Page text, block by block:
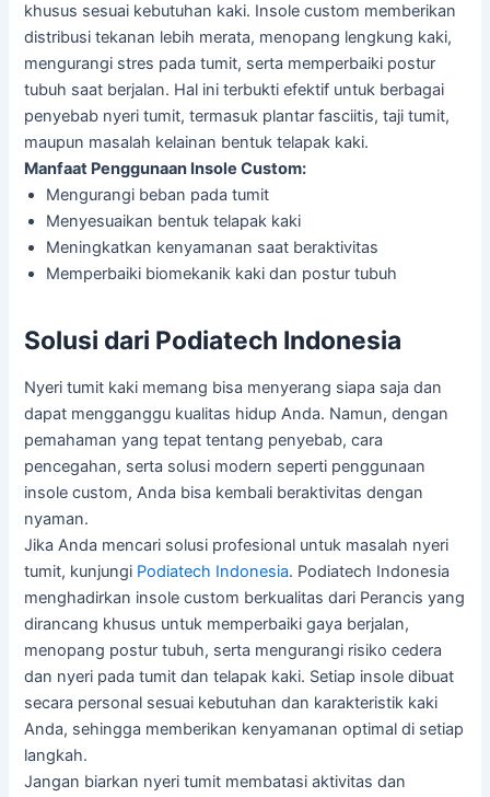
khusus sesuai kebutuhan kaki. Insole custom memberikan
distribusi tekanan lebih merata, menopang lengkung kaki,
mengurangi stres pada tumit, serta memperbaiki postur
tubuh saat berjalan. Hal ini terbukti efektif untuk berbagai
penyebab nyeri tumit, termasuk plantar fasciitis, taji tumit,
maupun masalah kelainan bentuk telapak kaki.
Manfaat Penggunaan Insole Custom:
Mengurangi beban pada tumit
Menyesuaikan bentuk telapak kaki
Meningkatkan kenyamanan saat beraktivitas
Memperbaiki biomekanik kaki dan postur tubuh
Solusi dari Podiatech Indonesia
Nyeri tumit kaki memang bisa menyerang siapa saja dan
dapat mengganggu kualitas hidup Anda. Namun, dengan
pemahaman yang tepat tentang penyebab, cara
pencegahan, serta solusi modern seperti penggunaan
insole custom, Anda bisa kembali beraktivitas dengan
nyaman.
Jika Anda mencari solusi profesional untuk masalah nyeri
tumit, kunjungi Podiatech Indonesia. Podiatech Indonesia
menghadirkan insole custom berkualitas dari Perancis yang
dirancang khusus untuk memperbaiki gaya berjalan,
menopang postur tubuh, serta mengurangi risiko cedera
dan nyeri pada tumit dan telapak kaki. Setiap insole dibuat
secara personal sesuai kebutuhan dan karakteristik kaki
Anda, sehingga memberikan kenyamanan optimal di setiap
langkah.
Jangan biarkan nyeri tumit membatasi aktivitas dan